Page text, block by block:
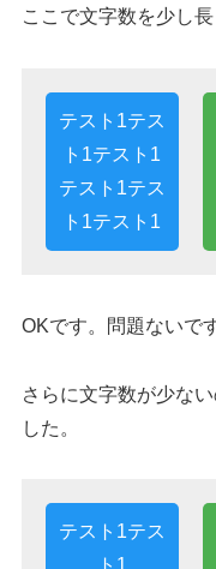
ここで文字数を少し
テスト1テス
ト1テスト1
テスト1テス
ト1テスト1
OKです。問題ないで
さらに文字数が少な
した。
テスト1テス